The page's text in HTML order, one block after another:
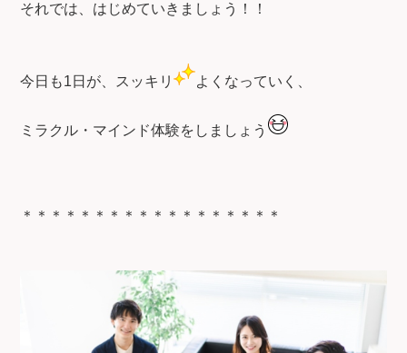
それでは、はじめていきましょう！！
今日も1日が、スッキリ よくなっていく、
ミラクル・マインド体験をしましょう
＊＊＊＊＊＊＊＊＊＊＊＊＊＊＊＊＊＊